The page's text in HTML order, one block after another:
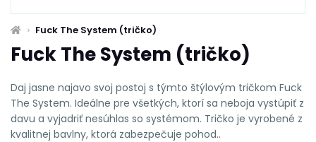
Fuck The System (tričko)
Fuck The System (tričko)
Daj jasne najavo svoj postoj s týmto štýlovým tričkom Fuck
The System. Ideálne pre všetkých, ktorí sa neboja vystúpiť z
davu a vyjadriť nesúhlas so systémom. Tričko je vyrobené z
kvalitnej bavlny, ktorá zabezpečuje pohod..